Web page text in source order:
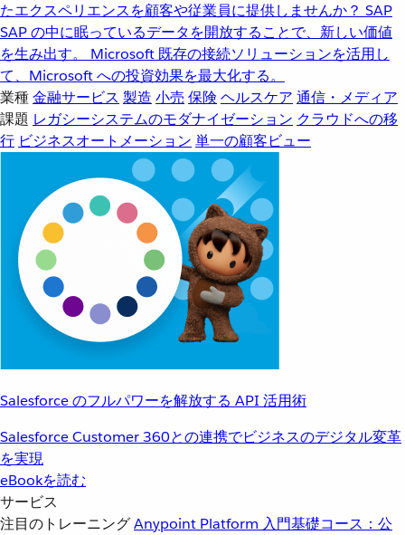
たエクスペリエンスを顧客や従業員に提供しませんか？ SAP
SAP の中に眠っているデータを開放することで、新しい価値
を生み出す。
Microsoft 既存の接続ソリューションを活用し
て、Microsoft への投資効果を最大化する。
業種金融サービス 製造 小売 保険 ヘルスケア 通信・メディア
課題 レガシーシステムのモダナイゼーション クラウドへの移
行 ビジネスオートメーション 単一の顧客ビュー
Salesforce のフルパワーを解放する API 活用術
Salesforce Customer 360との連携でビジネスのデジタル変革
を実現
eBookを読む
サービス
注目のトレーニングAnypoint Platform 入門基礎コース：公